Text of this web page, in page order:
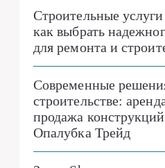
Строительные
как выбрать
для ремонта и
Современные
строительстве:
продажа
Опалубка Трейд